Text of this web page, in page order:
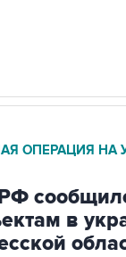
ОПЕРАЦИЯ НА
в